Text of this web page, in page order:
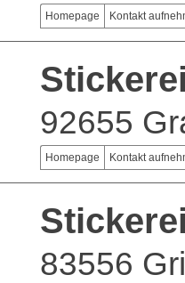
Homepage Kontakt
92655
Homepage Kontakt
83556